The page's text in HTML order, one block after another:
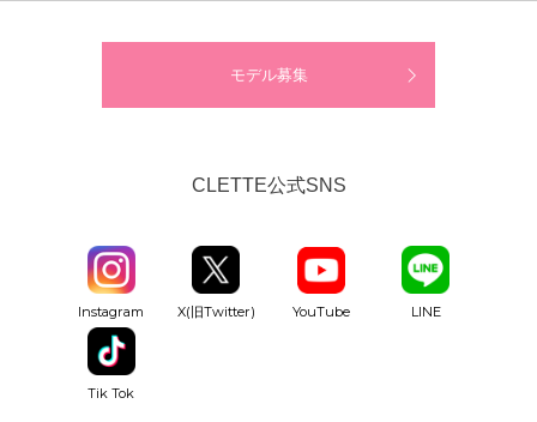
モデル募集
CLETTE公式SNS
Instagram X(旧Twitter) YouTube LINE
Tik Tok